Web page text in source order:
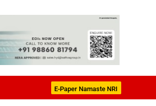
E-Paper Namaste NRI